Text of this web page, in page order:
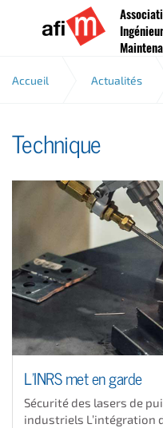
Accueil Actualités
Technique
L’INRS met en garde
Sécurité des lasers de
industriels L’intégration